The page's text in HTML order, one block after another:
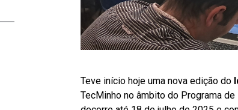
Teve início hoje uma nova edição do
TecMinho no âmbito do Programa